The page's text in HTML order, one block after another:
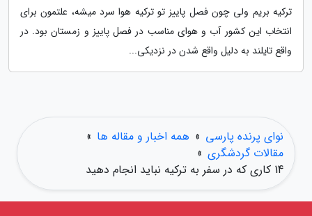
ترکیه بریم ولی چون فصل پاییز تو ترکیه هوا سرد میشه، علتمون برای
انتخاب این کشور آب و هوای مناسب در فصل پاییز و زمستان بود. در
واقع تایلند به دلیل واقع شدن در نزدیکی...
نوای پرنده پارسی » همه اخبار و مقاله ها »
مقالات گردشگری »
14 کاری که در سفر به ترکیه نباید انجام دهید